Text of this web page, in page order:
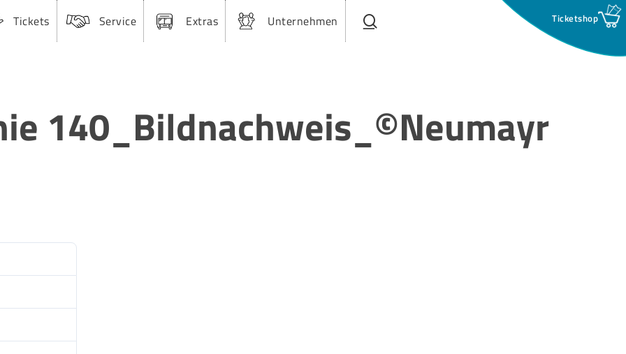
Tickets Service Extras Unternehmen
140_Bildnachweis_©Neumayr